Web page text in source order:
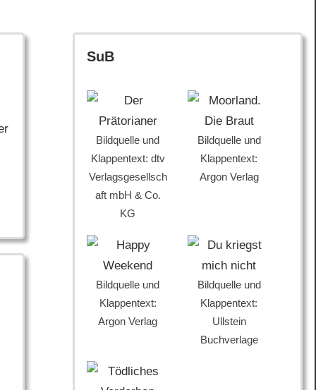
SuB
Bildquelle und
Klappentext: dtv
Verlagsgesellsch
aft mbH & Co.
KG
Bildquelle und
Klappentext:
Argon Verlag
Bildquelle und
Klappentext:
Argon Verlag
Bildquelle und
Klappentext:
Ullstein
Buchverlage